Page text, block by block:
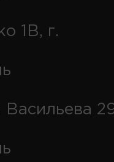
1В, г.
Васильева